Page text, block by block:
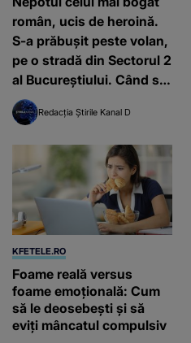
al Bucureștiului. Când s-a
întâmplat
Redacția Știrile Kanal D
KFETELE.RO
Foame reală versus
foame emoțională: Cum
să le deosebești și să
eviți mâncatul compulsiv